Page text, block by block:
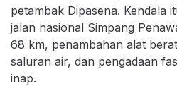
petambak Dipasena. Kendala
jalan nasional Simpang
68 km, penambahan alat
saluran air, dan pengadaan
inap.